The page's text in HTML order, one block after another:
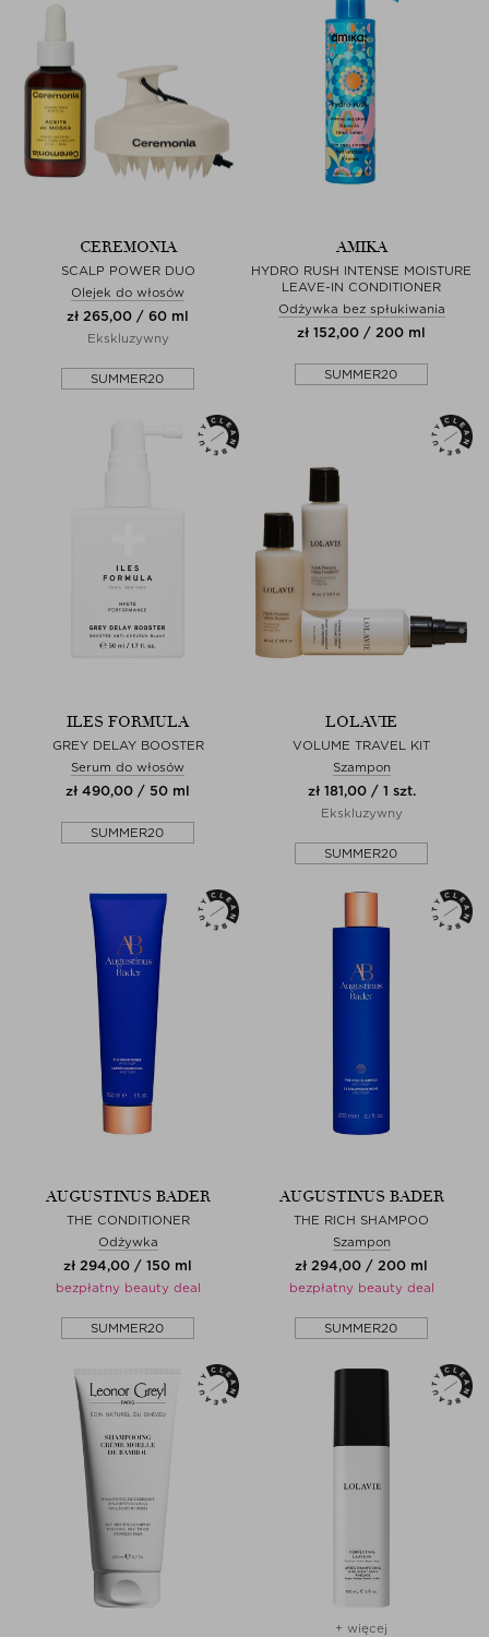
CEREMONIA
SCALP POWER DUO
Olejek do włosów
zł 265,00 / 60 ml
Ekskluzywny
SUMMER20
AMIKA
HYDRO RUSH INTENSE MOISTURE
LEAVE-IN CONDITIONER
Odżywka bez spłukiwania
zł 152,00 / 200 ml
SUMMER20
ILES FORMULA
GREY DELAY BOOSTER
Serum do włosów
zł 490,00 / 50 ml
SUMMER20
LOLAVIE
VOLUME TRAVEL KIT
Szampon
zł 181,00 / 1 szt.
Ekskluzywny
SUMMER20
AUGUSTINUS BADER
THE CONDITIONER
Odżywka
zł 294,00 / 150 ml
bezpłatny beauty deal
SUMMER20
AUGUSTINUS BADER
THE RICH SHAMPOO
Szampon
zł 294,00 / 200 ml
bezpłatny beauty deal
SUMMER20
+ więcej